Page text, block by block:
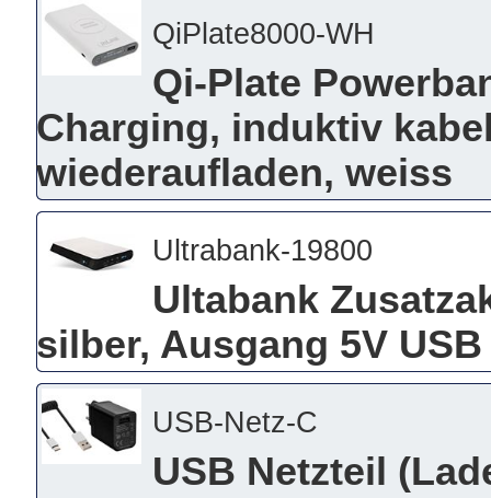
QiPlate8000-WH
Qi-Plate
Charging, induktiv
wiederaufladen, weiss
Ultrabank-19800
Ultabank
silber, Ausgang 5V USB
USB-Netz-C
USB Netzteil